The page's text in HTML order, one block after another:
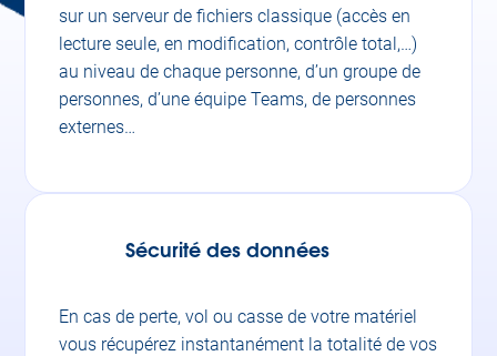
sur un serveur de fichiers classique (accès en
lecture seule, en modification, contrôle total,…)
au niveau de chaque personne, d’un groupe de
personnes, d’une équipe Teams, de personnes
externes…
Sécurité des données
En cas de perte, vol ou casse de votre matériel
vous récupérez instantanément la totalité de vos